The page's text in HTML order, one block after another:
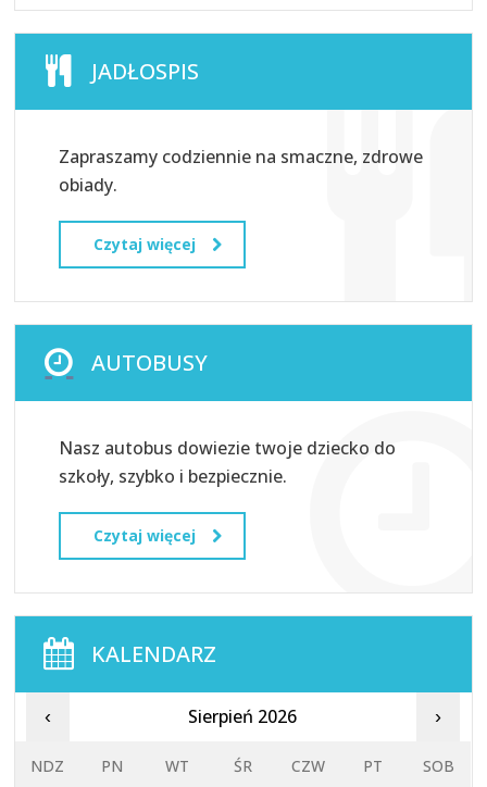
JADŁOSPIS
Zapraszamy codziennie na smaczne, zdrowe
obiady.
Czytaj więcej
AUTOBUSY
Nasz autobus dowiezie twoje dziecko do
szkoły, szybko i bezpiecznie.
Czytaj więcej
KALENDARZ
‹ Sierpień 2026 ›
NDZ PN WT ŚR CZW PT SOB